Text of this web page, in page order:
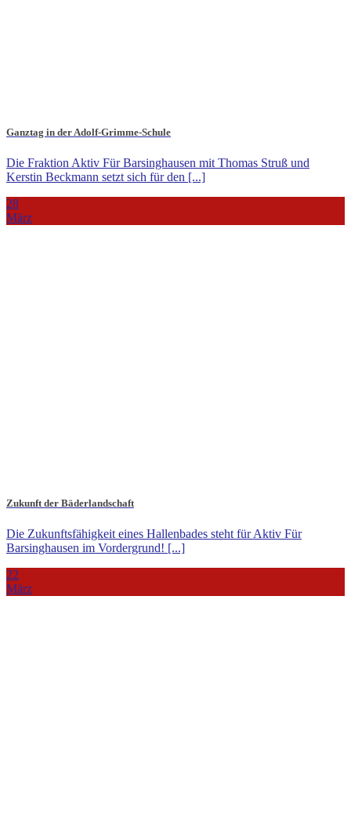
Ganztag in der Adolf-Grimme-Schule
Die Fraktion Aktiv Für Barsinghausen mit Thomas Struß und
Kerstin Beckmann setzt sich für den [...]
28
März
Zukunft der Bäderlandschaft
Die Zukunftsfähigkeit eines Hallenbades steht für Aktiv Für
Barsinghausen im Vordergrund! [...]
22
März